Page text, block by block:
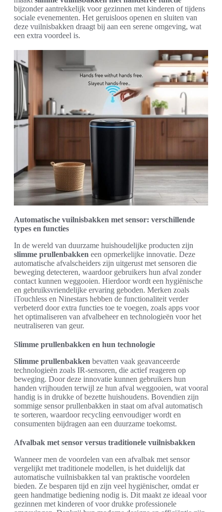
bijzonder aantrekkelijk voor gezinnen met kinderen of tijdens
sociale evenementen. Het geruisloos openen en sluiten van
deze vuilnisbakken draagt bij aan een serene omgeving, wat
een extra voordeel is.
Automatische vuilnisbakken met sensor: verschillende
types en functies
In de wereld van duurzame huishoudelijke producten zijn
slimme prullenbakken een opmerkelijke innovatie. Deze
automatische afvalscheiders zijn uitgerust met sensoren die
beweging detecteren, waardoor gebruikers hun afval zonder
contact kunnen weggooien. Hierdoor wordt een hygiënische
en gebruiksvriendelijke ervaring geboden. Merken zoals
iTouchless en Ninestars hebben de functionaliteit verder
verbeterd door extra functies toe te voegen, zoals apps voor
het optimaliseren van afvalbeheer en technologieën voor het
neutraliseren van geur.
Slimme prullenbakken en hun technologie
Slimme prullenbakken bevatten vaak geavanceerde
technologieën zoals IR-sensoren, die actief reageren op
beweging. Door deze innovatie kunnen gebruikers hun
handen vrijhouden terwijl ze hun afval weggooien, wat vooral
handig is in drukke of bezette huishoudens. Bovendien zijn
sommige sensor prullenbakken in staat om afval automatisch
te sorteren, waardoor recycling eenvoudiger wordt en
consumenten bijdragen aan een duurzame toekomst.
Afvalbak met sensor versus traditionele vuilnisbakken
Wanneer men de voordelen van een afvalbak met sensor
vergelijkt met traditionele modellen, is het duidelijk dat
automatische vuilnisbakken tal van praktische voordelen
bieden. Ze besparen tijd en zijn veel hygiënischer, omdat er
geen handmatige bediening nodig is. Dit maakt ze ideaal voor
gezinnen met kinderen of voor drukke professionele